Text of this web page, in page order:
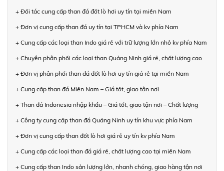
+ Đối tác cung cấp than đá đốt lò hơi uy tín tại miền Nam
+ Đơn vị cung cấp than đá uy tín tại TPHCM và kv phía Nam
+ Cung cấp các loại than Indo giá rẻ với trữ lượng lớn nhỏ kv phía Nam
+ Chuyên phân phối các loại than Quảng Ninh giá rẻ, chất lượng cao
+ Đơn vị phân phối than đá đốt lò hơi uy tín giá rẻ tại miền Nam
+ Cung cấp than đá Miền Nam – Giá tốt, giao tận nơi
+ Than đá Indonesia nhập khẩu – Giá tốt, giao tận nơi – Chất lượng
+ Công ty cung cấp than đá Quảng Ninh uy tín khu vực phía Nam
+ Đơn vị cung cấp than đốt lò hơi giá rẻ uy tín kv phía Nam
+ Cung cấp các loại than đá giá rẻ, chất lượng cao tại miền Nam
+ Cung cấp than Indo sản lượng lớn, nhanh chóng, giao hàng tận nơi